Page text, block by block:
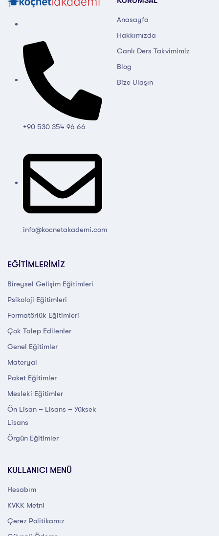
+90 530 354 96 66
info@kocnetakademi.com
Anasayfa
Hakkımızda
Canlı Ders Takvimimiz
Blog
Bize Ulaşın
EĞİTİMLERİMİZ
Bireysel Gelişim Eğitimleri
Psikoloji Eğitimleri
Formatörlük Eğitimleri
Çok Talep Edilenler
Genel Eğitimler
Materyal
Paket Eğitimler
Mesleki Eğitimler
Ön Lisan – Lisans – Yüksek
Lisans
Örgün Eğitimler
KULLANICI MENÜ
Hesabım
KVKK Metni
Çerez Politikamız